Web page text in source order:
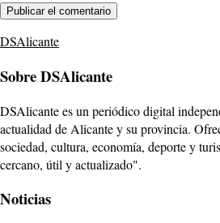
DSAlicante
Sobre DSAlicante
DSAlicante es un periódico digital
actualidad de Alicante y su provincia.
sociedad, cultura, economía, deporte y
cercano, útil y actualizado".
Noticias